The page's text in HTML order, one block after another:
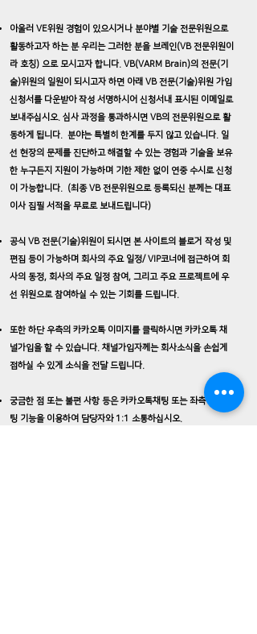
아울러 VE위원 경험이 있으시거나 분야별 기술 전문위원으로
활동하고자 하는 분 우리는 그러한 분을 브레인(VB 전문위원이
라 호칭) 으로 모시고자 합니다. VB(VARM Brain)의 전문(기
술)위원의 일원이 되시고자 하면 아래 VB 전문(기술)위원 가입
신청서를 다운받아 작성 서명하시어 신청서내 표시된 이메일로
보내주십시오. 심사 과정을 통과하시면 VB의 전문위원으로 활
동하게 됩니다. 분야는 특별히 한계를 두지 않고 있습니다. 일
선 현장의 문제를 진단하고 해결할 수 있는 경험과 기술을 보유
한 누구든지 지원이 가능하며 기한 제한 없이 연중 수시로 신청
이 가능합니다. (최종 VB 전문위원으로 등록되신 분께는 대표
이사 집필 서적을 무료로 보내드립니다)
공식 VB 전문(기술)위원이 되시면 본 사이트의 블로거 작성 및
편집 등이 가능하며 회사의 주요 일정/ VIP코너에 접근하여 회
사의 동정, 회사의 주요 일정 참여, 그리고 주요 프로젝트에 우
선 위원으로 참여하실 수 있는 기회를 드립니다.
또한 하단 우측의 카카오톡 이미지를 클릭하시면 카카오톡 채
널가입을 할 수 있습니다. 채널가입자께는 회사소식을 손쉽게
접하실 수 있게 소식을 전달 드립니다.
궁금한 점 또는 불편 사항 등은 카카오톡채팅 또는 좌측 전용채
팅 기능을 이용하여 담당자와 1:1 소통하십시오.